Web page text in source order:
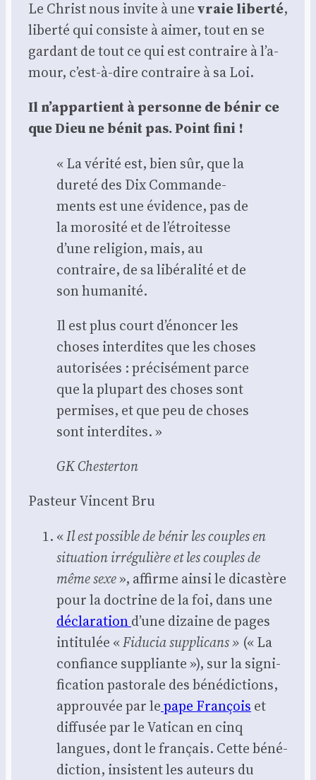
Le Christ nous invite à unevraie liber­té,
liber­té qui consiste à aimer, tout en se
gar­dant de tout ce qui est contraire à l’a­
mour, c’est-à-dire contraire à sa Loi.
Il n’ap­par­tient à per­sonne de bénir ce
que Dieu ne bénit pas. Point fini !
« La véri­té est, bien sûr, que la
dure­té des Dix Com­man­de­
ments est une évi­dence, pas de
la moro­si­té et de l’é­troi­tesse
d’une reli­gion, mais, au
contraire, de sa libé­ra­li­té et de
son huma­ni­té.
Il est plus court d’é­non­cer les
choses inter­dites que les choses
auto­ri­sées : pré­ci­sé­ment parce
que la plu­part des choses sont
per­mises, et que peu de choses
sont inter­dites. »
GK Ches­ter­ton
Pas­teur Vincent Bru
«Il est pos­sible de bénir les couples en
situa­tion irré­gu­lière et les couples de
même sexe», affirme ain­si le dicas­tère
pour la doc­trine de la foi, dans une
décla­ra­tiond’une dizaine de pages
inti­tu­lée «Fidu­cia sup­pli­cans » (« La
confiance sup­pliante »), sur la signi­
fi­ca­tion pas­to­rale des béné­dic­tions,
approu­vée par lepape Fran­çois et
dif­fu­sée par le Vati­can en cinq
langues, dont le fran­çais. Cette béné­
dic­tion, insistent les auteurs du